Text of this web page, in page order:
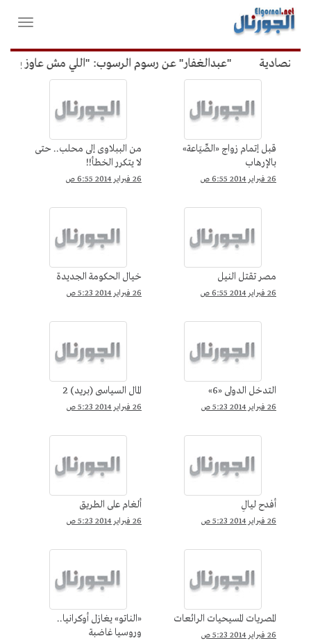
القائمة
الرئيسية
فتح
"عبدالغفار" عن رسوم الرسوب: "اللي مش عاوز
مقالات
قبل إتمام زواج «الصِّيَاعة»
بالإرهاب
26 فبراير 2014 6:55 ص
من الببلاوى إلى محلب.. حتى
لا يتكرر الخطأ!!
26 فبراير 2014 6:55 ص
مصر تقتل النيل
26 فبراير 2014 6:55 ص
خيال الحكومة الجديدة
26 فبراير 2014 5:23 ص
التدخل الدولى «6»
26 فبراير 2014 5:23 ص
المال السياسى (بريد) 2
26 فبراير 2014 5:23 ص
أفدح ليالٍ
26 فبراير 2014 5:23 ص
ألغام على الطريق
26 فبراير 2014 5:23 ص
المصريات المسيحيات الرائعات
26 فبراير 2014 5:23 ص
«الناتو» يغازل أوكرانيا..
وروسيا غاضبة